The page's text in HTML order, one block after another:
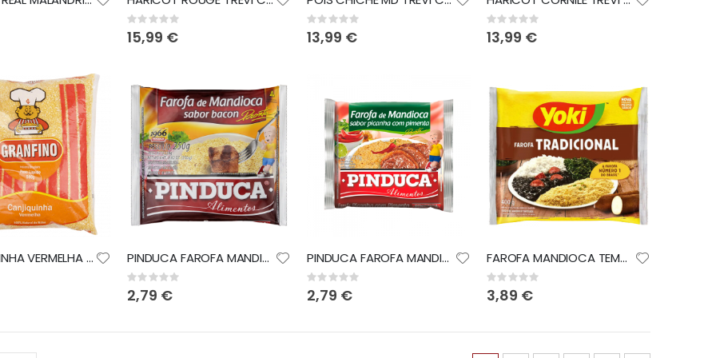
Rating:
0%
15,99 €
Rating:
0%
13,99 €
Rating:
0%
13,99 €
CANJIQUINHA VERMELHA G3 GRANFINO 500GR PINDUCA FAROFA MANDIOCA BACON 250GR
Rating:
0%
2,79 €
PINDUCA FAROFA MANDIOCA PICANHA 250GR
Rating:
0%
2,79 €
FAROFA MANDIOCA TEMPERADA YOKI 400G
Rating:
0%
3,89 €